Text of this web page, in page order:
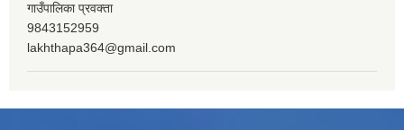
गाउँपालिका प्रवक्ता
9843152959
lakhthapa364@gmail.com